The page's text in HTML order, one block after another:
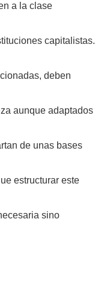
a la clase
capitalistas.
deben
aunque adaptados
de unas bases
estructurar este
sino